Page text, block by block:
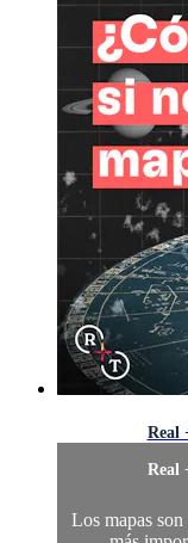
Real
Real
Los mapas